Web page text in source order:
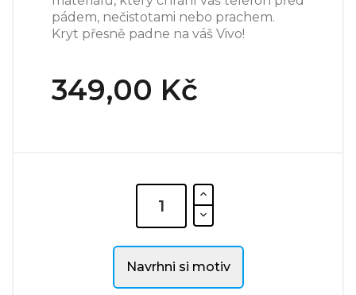
pádem, nečistotami nebo prachem.
Kryt přesně padne na váš Vivo!
349,00 Kč
Navrhni si motiv